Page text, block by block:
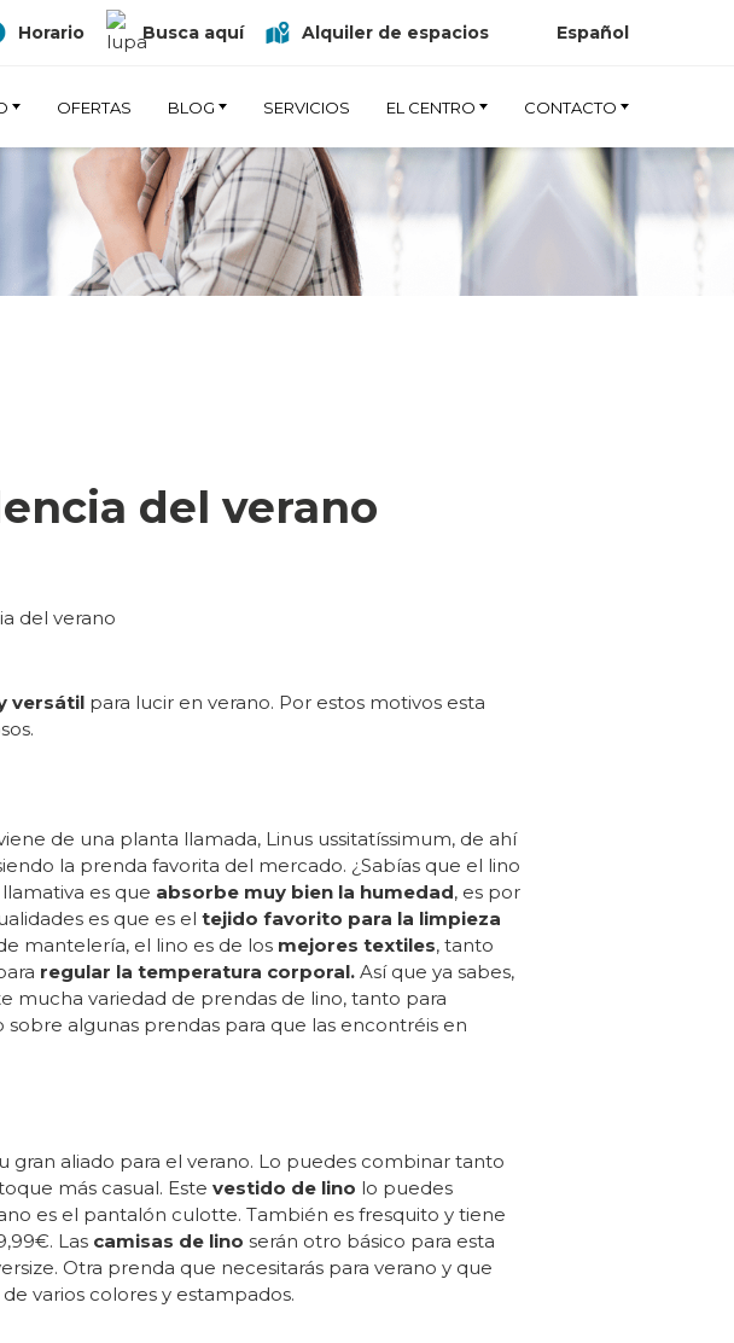
Horario Busca aquí Alquiler de espacios Español
OFERTAS BLOG SERVICIOS EL CENTRO CONTACTO
del verano
versátilpara lucir en verano. Por estos motivos esta
de una planta llamada, Linus ussitatíssimum, de ahí
la prenda favorita del mercado. ¿Sabías que el lino
es que absorbe muy bien la humedad, es por
es que es el tejido favorito para la limpieza
mantelería, el lino es de los mejores textiles, tanto
regular la temperatura corporal.Así que ya sabes,
mucha variedad de prendas de lino, tanto para
algunas prendas para que las encontréis en
gran aliado para el verano. Lo puedes combinar tanto
más casual. Este vestido de lino lo puedes
es el pantalón culotte. También es fresquito y tiene
Las camisas de lino serán otro básico para esta
Otra prenda que necesitarás para verano y que
varios colores y estampados.